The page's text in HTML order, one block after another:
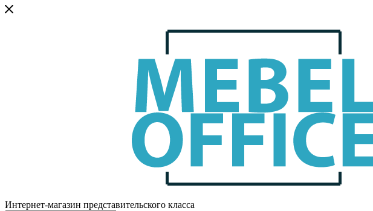
Интернет-магазин представительского класса